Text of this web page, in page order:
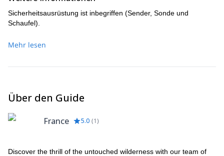
Sicherheitsausrüstung ist inbegriffen (Sender, Sonde und
Schaufel).
Mehr lesen
Über den Guide
France 5.0 (1)
Discover the thrill of the untouched wilderness with our team of